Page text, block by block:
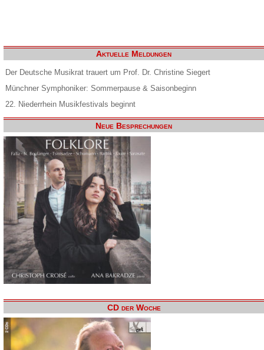
Aktuelle Meldungen
Der Deutsche Musikrat trauert um Prof. Dr. Christine Siegert
Münchner Symphoniker: Sommerpause & Saisonbeginn
22. Niederrhein Musikfestivals beginnt
Neue Besprechungen
CD der Woche